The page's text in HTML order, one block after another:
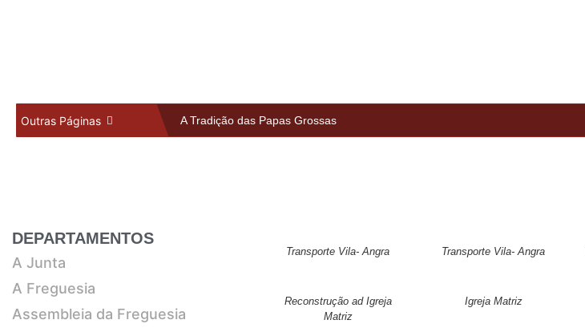
Outras Páginas
A Tradição das Papas Grossas
DEPARTAMENTOS
A Junta
A Freguesia
Assembleia da Freguesia
Transporte Vila- Angra Transporte Vila- Angra
Reconstrução ad Igreja
Matriz
Igreja Matriz